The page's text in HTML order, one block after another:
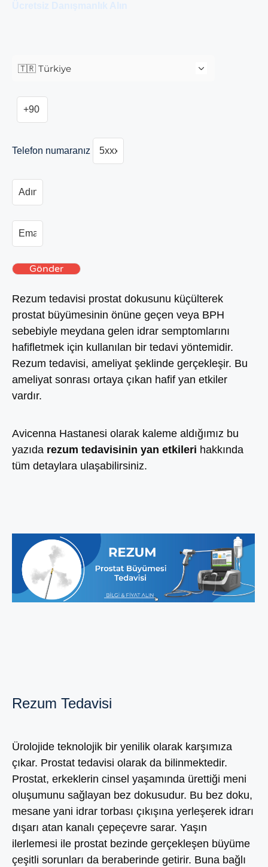
Telefon numaranız
Gönder
Rezum tedavisi prostat dokusunu küçülterek
prostat büyümesinin önüne geçen veya BPH
sebebiyle meydana gelen idrar semptomlarını
hafifletmek için kullanılan bir tedavi yöntemidir.
Rezum tedavisi, ameliyat şeklinde gerçekleşir. Bu
ameliyat sonrası ortaya çıkan hafif yan etkiler
vardır.
Avicenna Hastanesi olarak kaleme aldığımız bu
yazıda rezum tedavisinin yan etkileri hakkında
tüm detaylara ulaşabilirsiniz.
Rezum Tedavisi
Ürolojide teknolojik bir yenilik olarak karşımıza
çıkar. Prostat tedavisi olarak da bilinmektedir.
Prostat, erkeklerin cinsel yaşamında ürettiği meni
oluşumunu sağlayan bez dokusudur. Bu bez doku,
mesane yani idrar torbası çıkışına yerleşerek idrarı
dışarı atan kanalı çepeçevre sarar. Yaşın
ilerlemesi ile prostat bezinde gerçekleşen büyüme
çeşitli sorunları da beraberinde getirir. Buna bağlı